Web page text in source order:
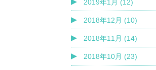
2019年1月 (12)
2018年12月 (10)
2018年11月 (14)
2018年10月 (23)